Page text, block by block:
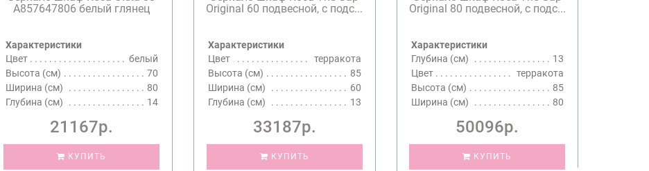
A857647806 белый глянец
Характеристики
Цвет
белый
Высота (см)
70
Ширина (см)
80
Глубина (см)
14
21167р.
КУПИТЬ
Original 60 подвесной, с подс...
Характеристики
Цвет
терракота
Высота (см)
85
Ширина (см)
60
Глубина (см)
13
33187р.
КУПИТЬ
Original 80 подвесной, с подс...
Характеристики
Глубина (см)
13
Цвет
терракота
Высота (см)
85
Ширина (см)
80
50096р.
КУПИТЬ